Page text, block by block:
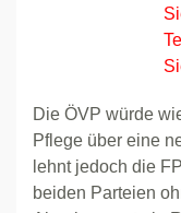
Die ÖVP würde
Pflege über eine
lehnt jedoch die
beiden Parteien